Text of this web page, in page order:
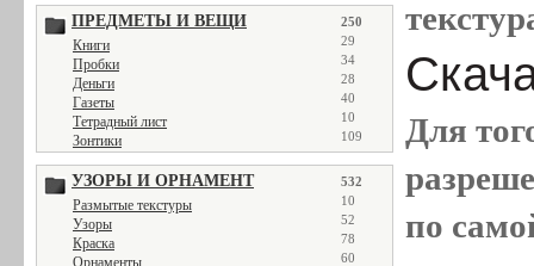
ПРЕДМЕТЫ И ВЕЩИ 250
Книги 29
Пробки 34
Деньги 28
Газеты 40
Тетрадный лист 10
Зонтики 109
УЗОРЫ И ОРНАМЕНТ 532
Размытые текстуры 10
Узоры 52
Краска 78
Орнаменты 60
Для
по